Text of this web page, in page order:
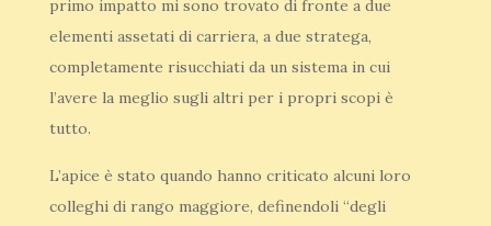
primo impatto mi sono trovato di fronte a due
elementi assetati di carriera, a due stratega,
completamente risucchiati da un sistema in cui
l’avere la meglio sugli altri per i propri scopi è
tutto.
L’apice è stato quando hanno criticato alcuni loro
colleghi di rango maggiore, definendoli “degli